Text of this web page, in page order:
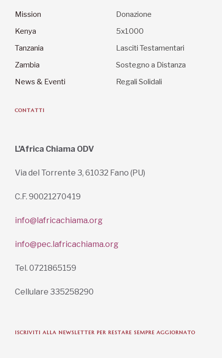
Mission
Kenya
Tanzania
Zambia
News & Eventi
Donazione
5x1000
Lasciti Testamentari
Sostegno a Distanza
Regali Solidali
CONTATTI
L’Africa Chiama ODV
Via del Torrente 3, 61032 Fano (PU)
C.F. 90021270419
info@lafricachiama.org
info@pec.lafricachiama.org
Tel. 0721865159
Cellulare 335258290
ISCRIVITI ALLA NEWSLETTER PER RESTARE SEMPRE AGGIORNATO